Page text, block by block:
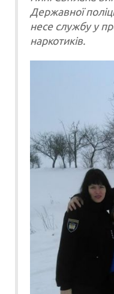
Державної
несе службу у
наркотиків.